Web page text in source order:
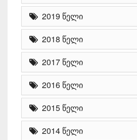
2019 წელი
2018 წელი
2017 წელი
2016 წელი
2015 წელი
2014 წელი